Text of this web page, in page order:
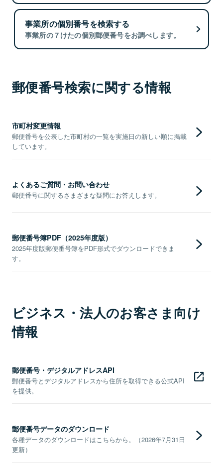
事業所の個別番号を検索する
事業所の７けたの個別郵便番号をお調べします。
郵便番号検索に関する情報
市町村変更情報
郵便番号を公表した市町村の一覧を実施日の新しい順に掲載
しています。
よくあるご質問・お問い合わせ
郵便番号に関するさまざまな疑問にお答えします。
郵便番号簿PDF（2025年度版）
2025年度版郵便番号簿をPDF形式でダウンロードできま
す。
ビジネス・法人のお客さま向け
情報
郵便番号・デジタルアドレスAPI
郵便番号とデジタルアドレスから住所を取得できる公式API
を提供。
郵便番号データのダウンロード
各種データのダウンロードはこちらから。（2026年7月31日
更新）